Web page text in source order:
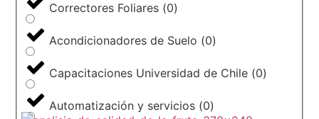
Correctores Foliares (0)
Acondicionadores de Suelo (0)
Capacitaciones Universidad de Chile (0)
Automatización y servicios (0)